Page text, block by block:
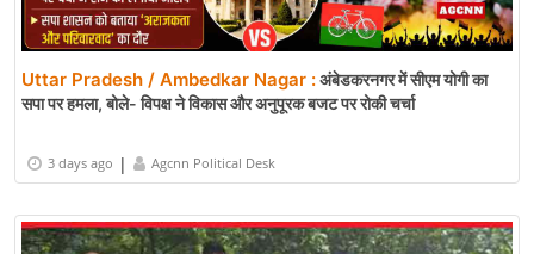
Uttar Pradesh / Ambedkar Nagar :अंबेडकरनगर में सीएम योगी का
सपा पर हमला, बोले- विपक्ष ने विकास और अनुपूरक बजट पर रोकी चर्चा
3 days ago | Agcnn Political Desk